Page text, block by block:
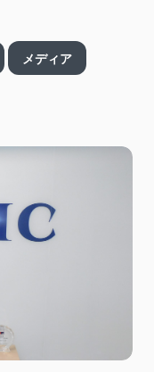
メディア